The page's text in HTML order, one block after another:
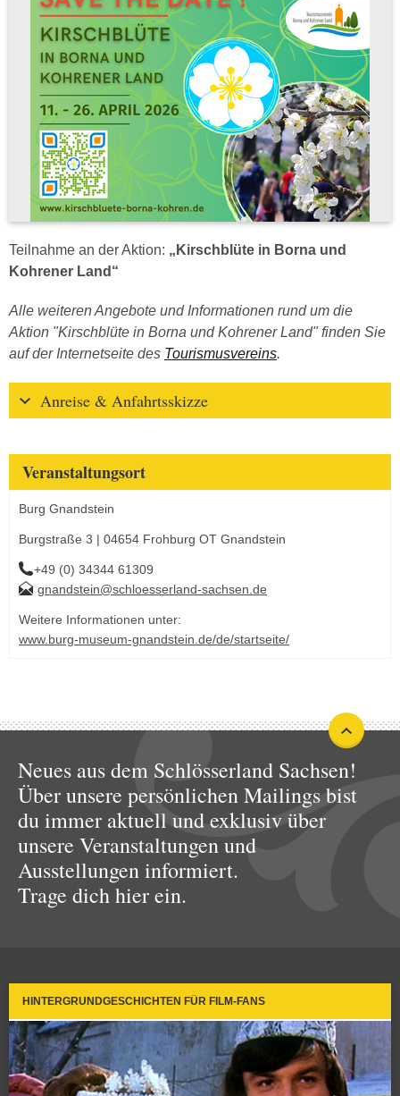
Teilnahme an der Aktion: „Kirschblüte in Borna und
Kohrener Land“
Alle weiteren Angebote und Informationen rund um die
Aktion "Kirschblüte in Borna und Kohrener Land" finden Sie
auf der Internetseite des Tourismusvereins.
Anreise & Anfahrtsskizze
Veranstaltungsort
Burg Gnandstein
Burgstraße 3 | 04654 Frohburg OT Gnandstein
+49 (0) 34344 61309
gnandstein@schloesserland-sachsen.de
Weitere Informationen unter:
www.burg-museum-gnandstein.de/de/startseite/
Neues aus dem Schlösserland Sachsen!
Über unsere persönlichen Mailings bist
du immer aktuell und exklusiv über
unsere Veranstaltungen und
Ausstellungen informiert.
Trage dich hier ein.
HINTERGRUNDGESCHICHTEN FÜR FILM-FANS